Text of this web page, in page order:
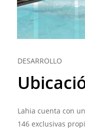
DESARROLLO
Lahia cuenta con
146 exclusivas